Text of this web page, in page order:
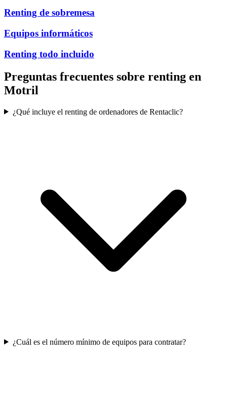
Renting de sobremesa
Equipos informáticos
Renting todo incluido
Preguntas frecuentes sobre renting en
Motril
¿Qué incluye el renting de ordenadores de Rentaclic?
¿Cuál es el número mínimo de equipos para contratar?